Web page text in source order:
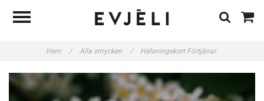
Hem / Alla smycken / Hälsningskort Förtjänar